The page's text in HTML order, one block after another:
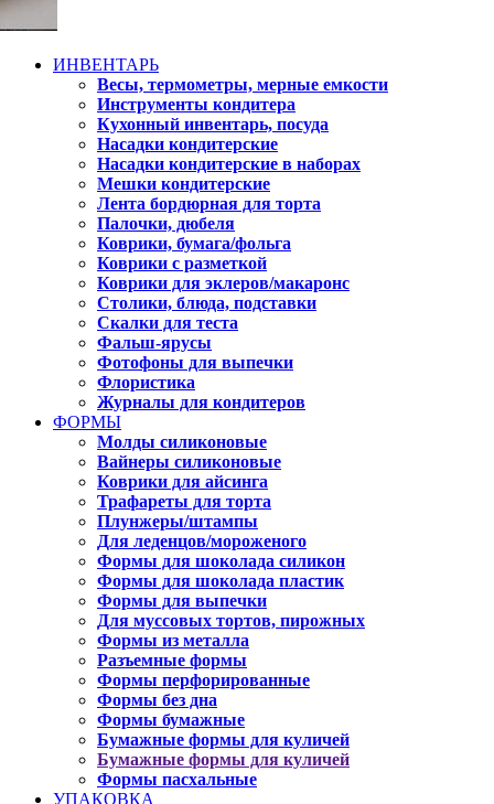
ИНВЕНТАРЬ
Весы, термометры, мерные емкости
Инструменты кондитера
Кухонный инвентарь, посуда
Насадки кондитерские
Насадки кондитерские в наборах
Мешки кондитерские
Лента бордюрная для торта
Палочки, дюбеля
Коврики, бумага/фольга
Коврики с разметкой
Коврики для эклеров/макаронс
Столики, блюда, подставки
Скалки для теста
Фальш-ярусы
Фотофоны для выпечки
Флористика
Журналы для кондитеров
ФОРМЫ
Молды силиконовые
Вайнеры силиконовые
Коврики для айсинга
Трафареты для торта
Плунжеры/штампы
Для леденцов/мороженого
Формы для шоколада силикон
Формы для шоколада пластик
Формы для выпечки
Для муссовых тортов, пирожных
Формы из металла
Разъемные формы
Формы перфорированные
Формы без дна
Формы бумажные
Бумажные формы для куличей
Бумажные формы для куличей
Формы пасхальные
УПАКОВКА